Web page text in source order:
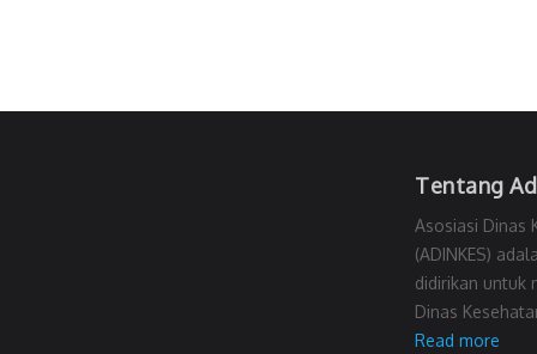
Tentang
Asosiasi Dinas
(ADINKES)
didirikan untuk
Dinas
Read more